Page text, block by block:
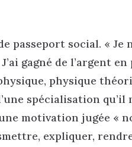
passeport social. «
gagné de l’argent
physique
spécialisation qu’il
motivation jugée «
expliquer,